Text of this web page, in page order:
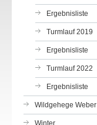
Ergebnisliste
Turmlauf 2019
Ergebnisliste
Turmlauf 2022
Ergebnisliste
Wildgehege Weber
Winter